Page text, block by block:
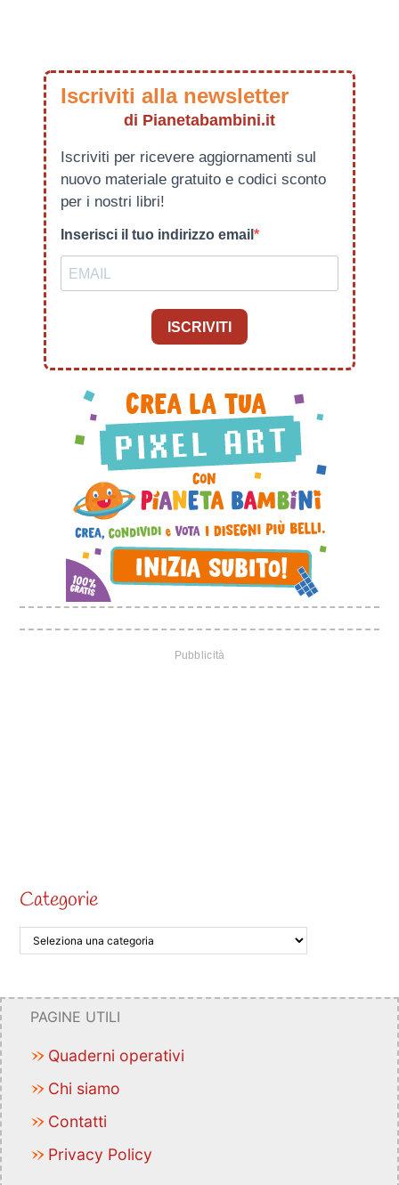
Iscriviti alla newsletter
di Pianetabambini.it
Iscriviti per ricevere aggiornamenti sul
nuovo materiale gratuito e codici sconto
per i nostri libri!
Inserisci il tuo indirizzo email
ISCRIVITI
Categorie
PAGINE UTILI
Quaderni operativi
Chi siamo
Contatti
Privacy Policy